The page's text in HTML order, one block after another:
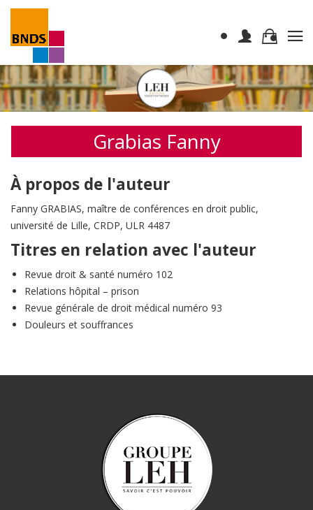
Grabias Fanny
À propos de l'auteur
Fanny GRABIAS, maître de conférences en droit public,
université de Lille, CRDP, ULR 4487
Titres en relation avec l'auteur
Revue droit & santé numéro 102
Relations hôpital – prison
Revue générale de droit médical numéro 93
Douleurs et souffrances